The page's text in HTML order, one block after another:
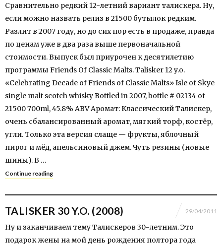
Сравнительно редкий 12-летний вариант талискера. Ну,
если можно назвать релиз в 21500 бутылок редким.
Разлит в 2007 году, но до сих пор есть в продаже, правда
по ценам уже в два раза выше первоначальной
стоимости. Выпуск был приурочен к десятилетию
программы Friends Of Classic Malts. Talisker 12 y.o.
«Celebrating Decade of Friends of Classic Malts» Isle of Skye
single malt scotch whisky Bottled in 2007, bottle # 02134 of
21500 700ml, 45.8% ABV Аромат: Классический Талискер,
очень сбалансированный аромат, мягкий торф, костёр,
угли. Только эта версия слаще — фрукты, яблочный
пирог и мёд, апельсиновый джем. Чуть резины (новые
шины). В …
Continue reading
TALISKER 30 Y.O. (2008) 29/04/2011
Ну и заканчиваем тему Талискеров 30-летним. Это
подарок жены на мой день рождения полтора года